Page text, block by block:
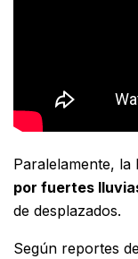
Paralelamente, la
por fuertes
de desplazados.
Según reportes